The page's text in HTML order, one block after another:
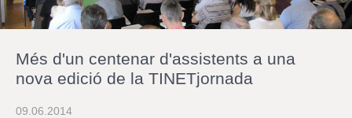
a
u
e
Més d'un centenar d'assistents a una
nova edició de la TINETjornada
09.06.2014